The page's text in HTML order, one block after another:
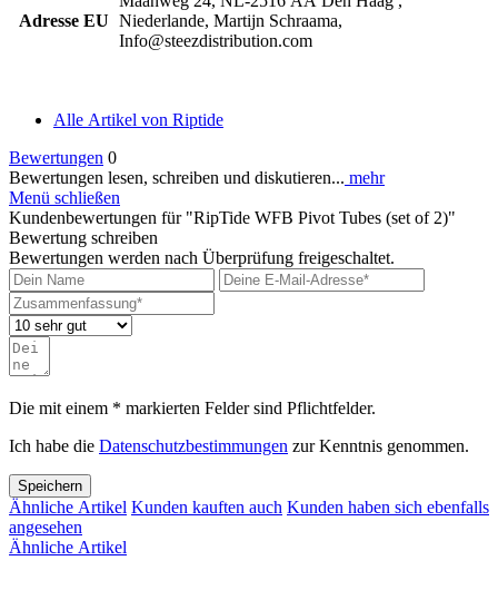
Adresse EU Niederlande, Martijn Schraama,
Info@steezdistribution.com
Alle Artikel von Riptide
Bewertungen 0
Bewertungen lesen, schreiben und diskutieren... mehr
Menü schließen
Kundenbewertungen für "RipTide WFB Pivot Tubes (set of 2)"
Bewertung schreiben
Bewertungen werden nach Überprüfung freigeschaltet.
Die mit einem * markierten Felder sind Pflichtfelder.
Ich habe die Datenschutzbestimmungen zur Kenntnis genommen.
Speichern
Ähnliche Artikel Kunden kauften auch Kunden haben sich ebenfalls
angesehen
Ähnliche Artikel